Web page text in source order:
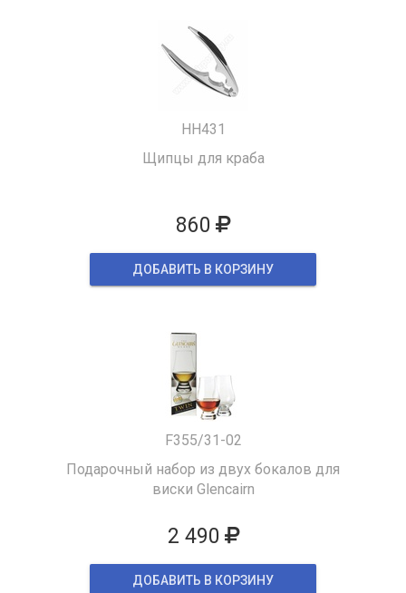
HH431
Щипцы для краба
860
ДОБАВИТЬ В КОРЗИНУ
F355/31-02
Подарочный набор из двух бокалов для
виски Glencairn
2 490
ДОБАВИТЬ В КОРЗИНУ